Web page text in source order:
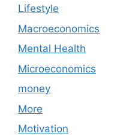
Lifestyle
Macroeconomics
Mental Health
Microeconomics
money
More
Motivation